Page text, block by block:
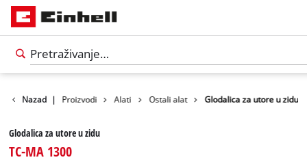
Nazad | Proizvodi Alati Ostali alat Glodalica za utore u zidu
Glodalica za utore u zidu
TC-MA 1300